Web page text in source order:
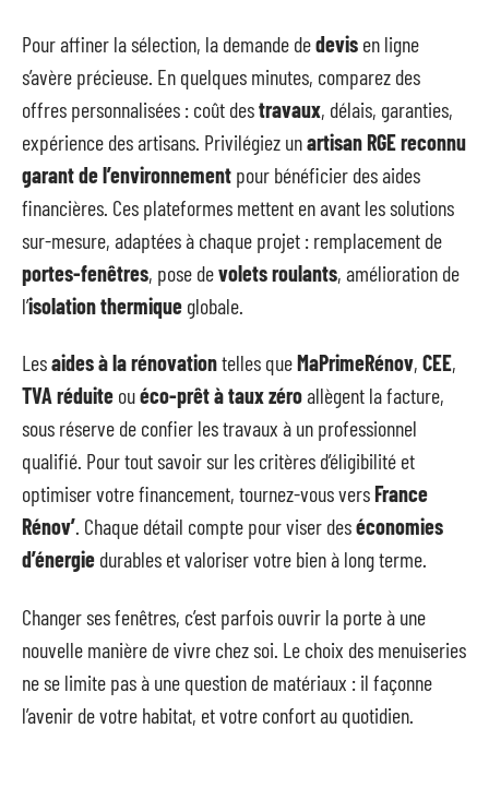
Pour affiner la sélection, la demande dedevis en ligne
s’avère précieuse. En quelques minutes, comparez des
offres personnalisées : coût destravaux, délais, garanties,
expérience des artisans. Privilégiez unartisan RGE reconnu
garant de l’environnement pour bénéficier des aides
financières. Ces plateformes mettent en avant les solutions
sur-mesure, adaptées à chaque projet : remplacement de
portes-fenêtres, pose devolets roulants, amélioration de
l’isolation thermique globale.
Lesaides à la rénovationtelles queMaPrimeRénov, CEE,
TVA réduite ouéco-prêt à taux zéroallègent la facture,
sous réserve de confier les travaux à un professionnel
qualifié. Pour tout savoir sur les critères d’éligibilité et
optimiser votre financement, tournez-vous versFrance
Rénov’. Chaque détail compte pour viser deséconomies
d’énergie durables et valoriser votre bien à long terme.
Changer ses fenêtres, c’est parfois ouvrir la porte à une
nouvelle manière de vivre chez soi. Le choix des menuiseries
ne se limite pas à une question de matériaux : il façonne
l’avenir de votre habitat, et votre confort au quotidien.